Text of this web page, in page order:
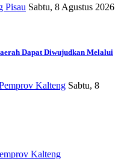
Pisau Sabtu, 8 Agustus 2026
Dapat Diwujudkan Melalui
Kalteng Sabtu, 8
Kalteng